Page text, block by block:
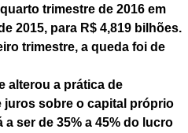
trimestre de 2016 em
2015, para R$ 4,819 bilhões.
trimestre, a queda foi de
alterou a prática de
juros sobre o capital próprio
ser de 35% a 45% do lucro